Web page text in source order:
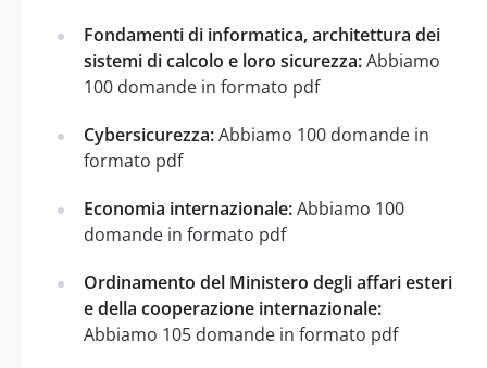
Fondamenti di informatica, architettura dei
sistemi di calcolo e loro sicurezza:Abbiamo
100 domande in formato pdf
Cybersicurezza:Abbiamo 100 domande in
formato pdf
Economia internazionale:Abbiamo 100
domande in formato pdf
Ordinamento del Ministero degli affari esteri
e della cooperazione internazionale:
Abbiamo 105 domande in formato pdf